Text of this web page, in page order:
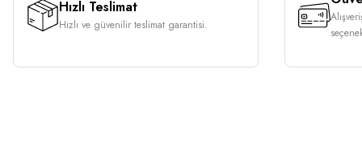
Hızlı Teslimat
Hızlı ve güvenilir teslimat garantisi.